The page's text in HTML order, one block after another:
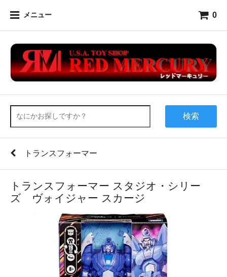
メニュー 0
検索
トランスフォーマー
トランスフォーマー スタジオ・シリー
ズ ヴォイジャー スカージ